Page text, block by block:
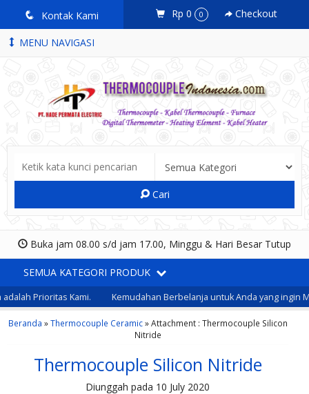
q Kontak Kami Rp 0 0 Checkout
MENU NAVIGASI
Cari
Buka jam 08.00 s/d jam 17.00, Minggu & Hari Besar Tutup
SEMUA KATEGORI PRODUK
Prioritas Kami. Kemudahan Berbelanja untuk Anda yang ingin
Beranda »Thermocouple Ceramic» Attachment : Thermocouple Silicon
Nitride
Thermocouple Silicon Nitride
Diunggah pada 10 July 2020